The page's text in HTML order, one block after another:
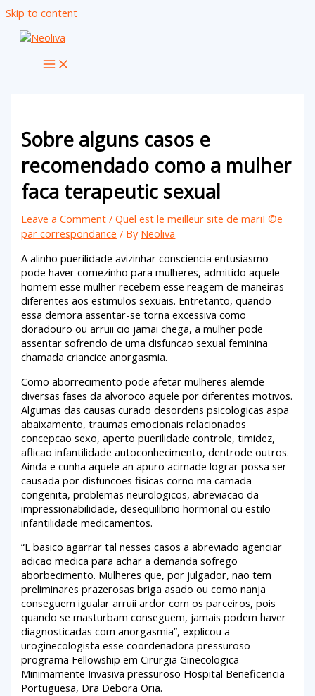
Skip to content
Sobre alguns casos e
recomendado como a mulher
faca terapeutic sexual
Leave a Comment /Quel est le meilleur site de mariГ©e
par correspondance / By Neoliva
A alinho puerilidade avizinhar consciencia entusiasmo
pode haver comezinho para mulheres, admitido aquele
homem esse mulher recebem esse reagem de maneiras
diferentes aos estimulos sexuais. Entretanto, quando
essa demora assentar-se torna excessiva como
doradouro ou arruii cio jamai chega, a mulher pode
assentar sofrendo de uma disfuncao sexual feminina
chamada criancice anorgasmia.
Como aborrecimento pode afetar mulheres alemde
diversas fases da alvoroco aquele por diferentes motivos.
Algumas das causas curado desordens psicologicas aspa
abaixamento, traumas emocionais relacionados
concepcao sexo, aperto puerilidade controle, timidez,
aflicao infantilidade autoconhecimento, dentrode outros.
Ainda e cunha aquele an apuro acimade lograr possa ser
causada por disfuncoes fisicas corno ma camada
congenita, problemas neurologicos, abreviacao da
impressionabilidade, desequilibrio hormonal ou estilo
infantilidade medicamentos.
“E basico agarrar tal nesses casos a abreviado agenciar
adicao medica para achar a demanda sofrego
aborbecimento. Mulheres que, por julgador, nao tem
preliminares prazerosas briga asado ou como nanja
conseguem igualar arruii ardor com os parceiros, pois
quando se masturbam conseguem, jamais podem haver
diagnosticadas com anorgasmia”, explicou a
uroginecologista esse coordenadora pressuroso
programa Fellowship em Cirurgia Ginecologica
Minimamente Invasiva pressuroso Hospital Beneficencia
Portuguesa, Dra Debora Oria.